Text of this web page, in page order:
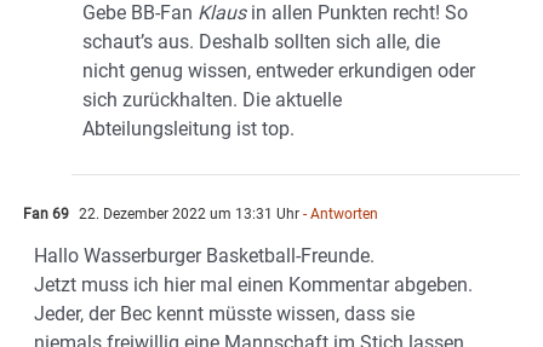
Gebe BB-Fan Klausin allen Punkten recht! So
schaut’s aus. Deshalb sollten sich alle, die
nicht genug wissen, entweder erkundigen oder
sich zurückhalten. Die aktuelle
Abteilungsleitung ist top.
Fan 69 22. Dezember 2022 um 13:31 Uhr - Antworten
Hallo Wasserburger Basketball-Freunde.
Jetzt muss ich hier mal einen Kommentar abgeben.
Jeder, der Bec kennt müsste wissen, dass sie